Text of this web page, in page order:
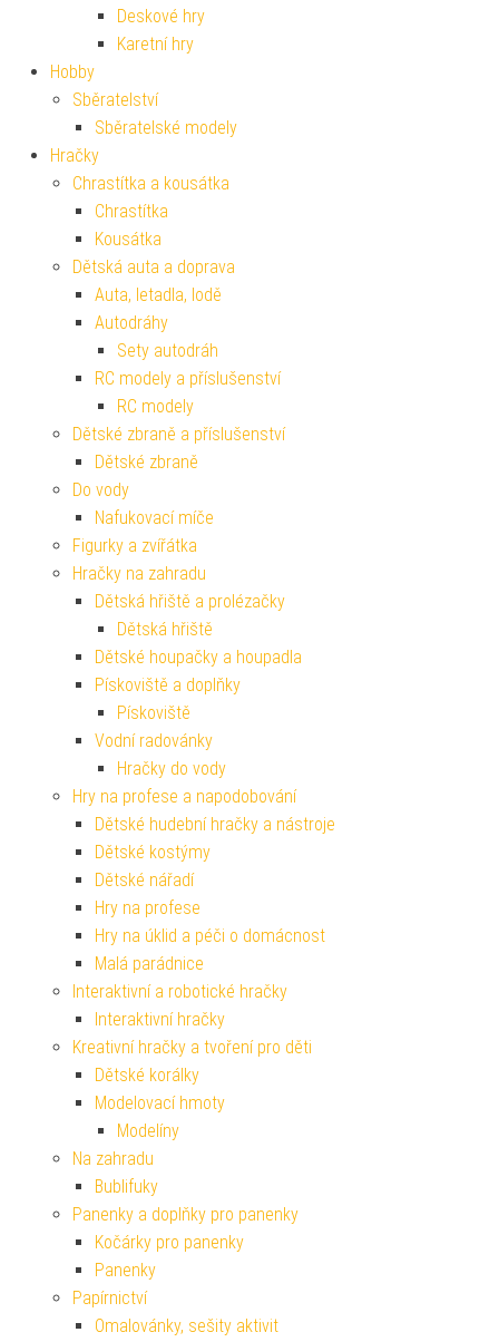
Deskové hry
Karetní hry
Hobby
Sběratelství
Sběratelské modely
Hračky
Chrastítka a kousátka
Chrastítka
Kousátka
Dětská auta a doprava
Auta, letadla, lodě
Autodráhy
Sety autodráh
RC modely a příslušenství
RC modely
Dětské zbraně a příslušenství
Dětské zbraně
Do vody
Nafukovací míče
Figurky a zvířátka
Hračky na zahradu
Dětská hřiště a prolézačky
Dětská hřiště
Dětské houpačky a houpadla
Pískoviště a doplňky
Pískoviště
Vodní radovánky
Hračky do vody
Hry na profese a napodobování
Dětské hudební hračky a nástroje
Dětské kostýmy
Dětské nářadí
Hry na profese
Hry na úklid a péči o domácnost
Malá parádnice
Interaktivní a robotické hračky
Interaktivní hračky
Kreativní hračky a tvoření pro děti
Dětské korálky
Modelovací hmoty
Modelíny
Na zahradu
Bublifuky
Panenky a doplňky pro panenky
Kočárky pro panenky
Panenky
Papírnictví
Omalovánky, sešity aktivit